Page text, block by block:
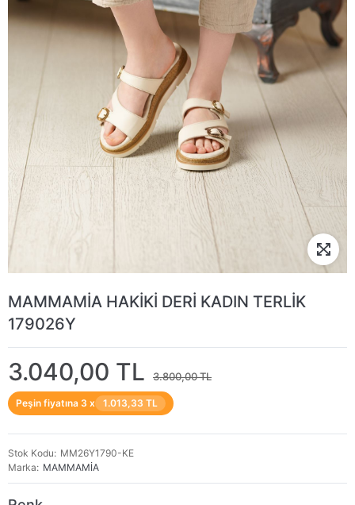
MAMMAMİA HAKİKİ DERİ KADIN TERLİK
179026Y
3.040,00 TL 3.800,00 TL
Peşin fiyatına 3 x 1.013,33 TL
Stok Kodu
MM26Y1790-KE
Marka
MAMMAMİA